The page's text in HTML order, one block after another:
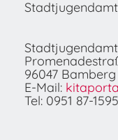
96047 Bamberg
E-Mail:
Tel: 0951 87-1595